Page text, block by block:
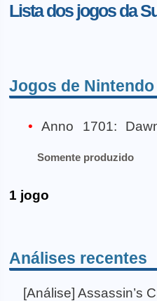
Lista dos jogos da
Jogos de Nintendo
Anno 1701:
Somente produzido
1 jogo
Análises recentes
[Análise] Assassin’s